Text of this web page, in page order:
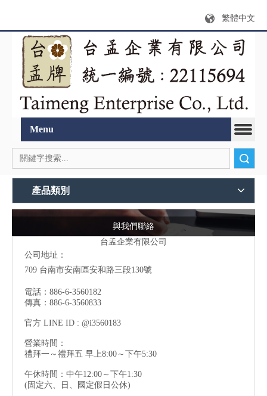
繁體中文
Menu
產品類別
與我們聯絡
台孟企業有限公司
公司地址：
709 台南市安南區安和路三段130號
電話：886-6-3560182
傳真：886-6-3560833
官方 LINE ID : @i3560183
營業時間：
禮拜一～禮拜五 早上8:00～下午5:30
午休時間：中午12:00～下午1:30
(固定六、日、國定假日公休)